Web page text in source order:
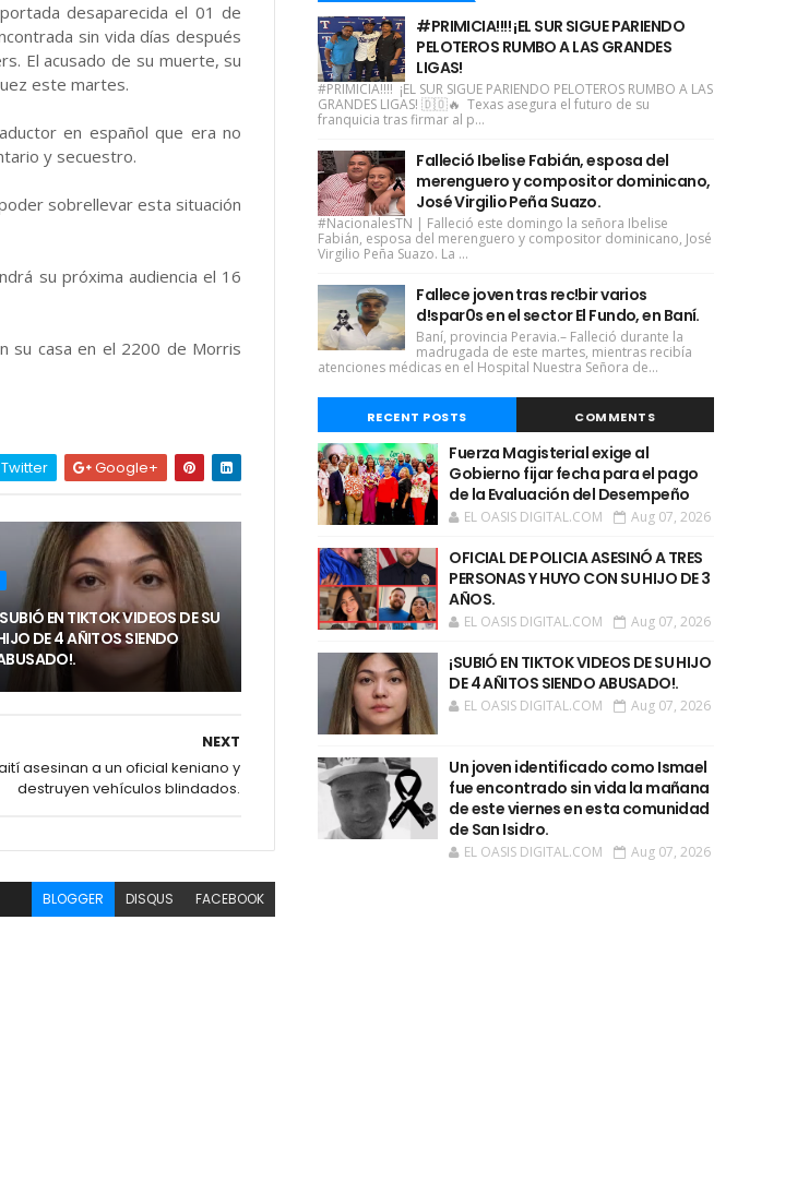
desaparecida el 01 de
sin vida días después
El acusado de su muerte, su
este martes.
en español que era no
y secuestro.
sobrellevar esta situación
su próxima audiencia el 16
su casa en el 2200 de Morris
Twitter Google+
EN TIKTOK VIDEOS DE SU
DE 4 AÑITOS SIENDO
NEXT
asesinan a un oficial keniano y
destruyen vehículos blindados.
BLOGGER DISQUS FACEBOOK
#PRIMICIA!!!! ¡EL SUR SIGUE PARIENDO
PELOTEROS RUMBO A LAS GRANDES
LIGAS!
#PRIMICIA!!!! ¡EL SUR SIGUE PARIENDO PELOTEROS RUMBO A LAS
GRANDES LIGAS! 🇩🇴🔥 Texas asegura el futuro de su
franquicia tras firmar al p...
Falleció Ibelise Fabián, esposa del
merenguero y compositor dominicano,
José Virgilio Peña Suazo.
#NacionalesTN | Falleció este domingo la señora Ibelise
Fabián, esposa del merenguero y compositor dominicano, José
Virgilio Peña Suazo. La ...
Fallece joven tras rec!bir varios
d!spar0s en el sector El Fundo, en Baní.
Baní, provincia Peravia.– Falleció durante la
madrugada de este martes, mientras recibía
atenciones médicas en el Hospital Nuestra Señora de...
RECENT POSTS COMMENTS
Fuerza Magisterial exige al
Gobierno fijar fecha para el pago
de la Evaluación del Desempeño
EL OASIS DIGITAL.COM Aug 07, 2026
OFICIAL DE POLICIA ASESINÓ A TRES
PERSONAS Y HUYO CON SU HIJO DE 3
AÑOS.
EL OASIS DIGITAL.COM Aug 07, 2026
¡SUBIÓ EN TIKTOK VIDEOS DE SU HIJO
DE 4 AÑITOS SIENDO ABUSADO!.
EL OASIS DIGITAL.COM Aug 07, 2026
Un joven identificado como Ismael
fue encontrado sin vida la mañana
de este viernes en esta comunidad
de San Isidro.
EL OASIS DIGITAL.COM Aug 07, 2026